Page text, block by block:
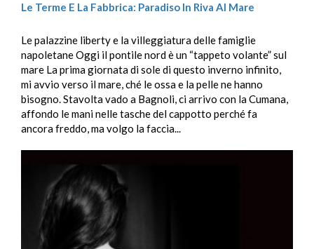
Le Terme E La Fabbrica: Paradiso In Riva Al Mare
Le palazzine liberty e la villeggiatura delle famiglie
napoletane Oggi il pontile nord è un “tappeto volante” sul
mare La prima giornata di sole di questo inverno infinito,
mi avvio verso il mare, ché le ossa e la pelle ne hanno
bisogno. Stavolta vado a Bagnoli, ci arrivo con la Cumana,
affondo le mani nelle tasche del cappotto perché fa
ancora freddo, ma volgo la faccia...